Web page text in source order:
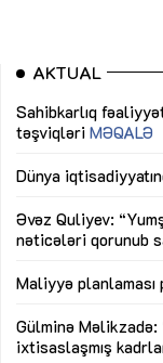
AKTUAL
Sahibkarlıq
təşviqləri MƏQALƏ
Dünya
Əvəz Quliyev:
nəticələri qorunub
Maliyyə planlaması
Gülminə
ixtisaslaşmış